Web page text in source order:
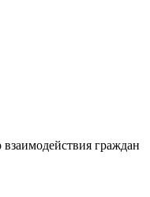
граждан